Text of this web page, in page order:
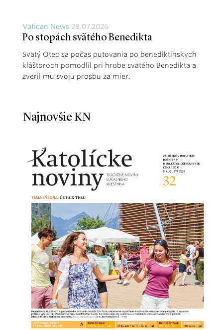
Vatican News 28.07.2026
Po stopách svätého Benedikta
Svätý Otec sa počas putovania po benediktínskych
kláštoroch pomodlil pri hrobe svätého Benedikta a
zveril mu svoju prosbu za mier.
Najnovšie KN